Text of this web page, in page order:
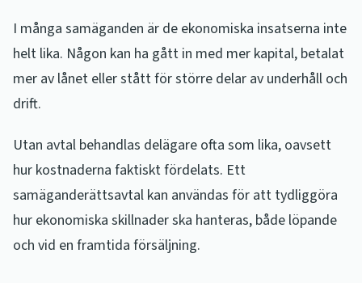
I många samäganden är de ekonomiska insatserna inte
helt lika. Någon kan ha gått in med mer kapital, betalat
mer av lånet eller stått för större delar av underhåll och
drift.
Utan avtal behandlas delägare ofta som lika, oavsett
hur kostnaderna faktiskt fördelats. Ett
samäganderättsavtal kan användas för att tydliggöra
hur ekonomiska skillnader ska hanteras, både löpande
och vid en framtida försäljning.